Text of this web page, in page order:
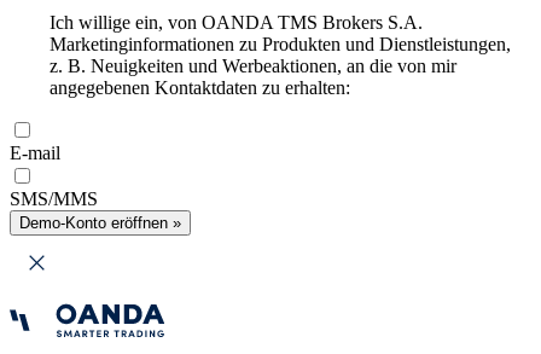
Ich willige ein, von OANDA TMS Brokers S.A.
Marketinginformationen zu Produkten und Dienstleistungen,
z. B. Neuigkeiten und Werbeaktionen, an die von mir
angegebenen Kontaktdaten zu erhalten:
E-mail
SMS/MMS
Demo-Konto eröffnen »